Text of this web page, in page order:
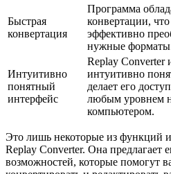
Быстрая
конвертация
Программа
конвертации,
эффективно
нужные
Интуитивно
понятный
интерфейс
Replay Converter
интуитивно
делает его
любым уровнем
компьютером.
Это лишь некоторые из функций
Replay Converter. Она предлагает
возможностей, которые помогут